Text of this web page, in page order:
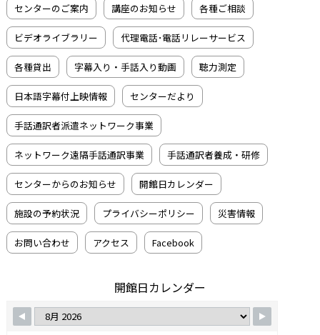
センターのご案内 講座のお知らせ 各種ご相談
ビデオライブラリー 代理電話･電話リレーサービス
各種貸出 字幕入り・手話入り動画 聴力測定
日本語字幕付上映情報 センターだより
手話通訳者派遣ネットワーク事業
ネットワーク遠隔手話通訳事業 手話通訳者養成・研修
センターからのお知らせ 開館日カレンダー
施設の予約状況 プライバシーポリシー 災害情報
お問い合わせ アクセス Facebook
開館日カレンダー